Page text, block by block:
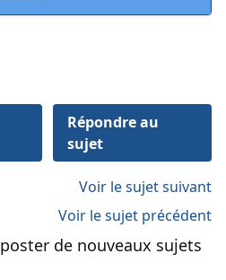
Répondre au
sujet
Voir le sujet suivant
Voir le sujet précédent
poster de nouveaux sujets